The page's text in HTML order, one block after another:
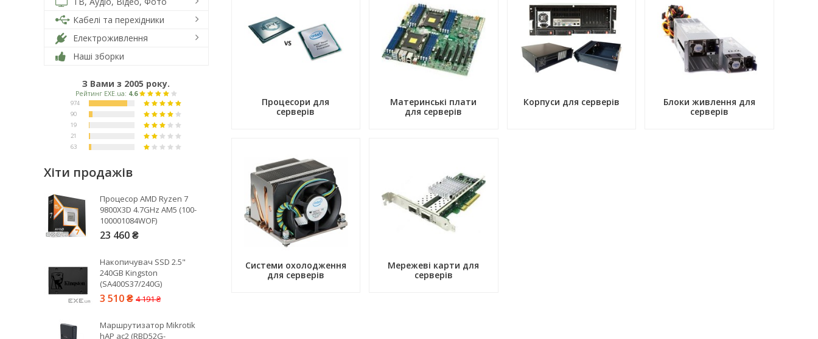
Процесори для
серверів
Материнські плати
для серверів
Корпуси для серверів
Блоки живлення для
серверів
Системи охолодження
для серверів
Мережеві карти для
серверів
Кабелі та перехідники
Електроживлення
Наші зборки
З Вами з 2005 року.
Рейтинг EXE.ua:
90
19
21
Хіти продажів
Процесор AMD Ryzen 7
9800X3D 4.7GHz AM5 (100-
100001084WOF)
23 460 ₴
Накопичувач SSD 2.5"
240GB Kingston
(SA400S37/240G)
3 510 ₴ 4 191 ₴
Маршрутизатор Mikrotik
hAP ac2 (RBD52G-